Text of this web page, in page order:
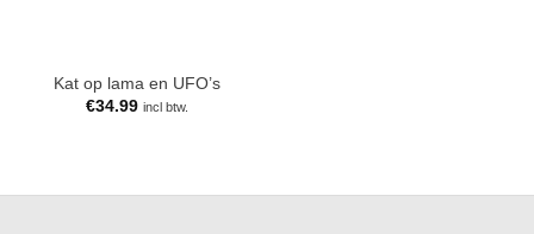
Kat op lama en UFO’s
€34.99 incl btw.